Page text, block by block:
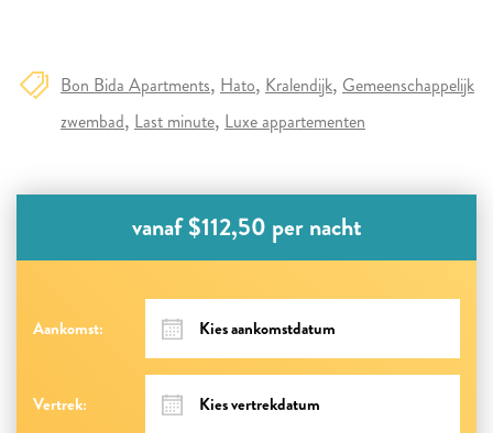
Bon Bida Apartments Hato Kralendijk Gemeenschappelijk
zwembad Last minute Luxe appartementen
vanaf $112,50 per nacht
Aankomst:
Vertrek: